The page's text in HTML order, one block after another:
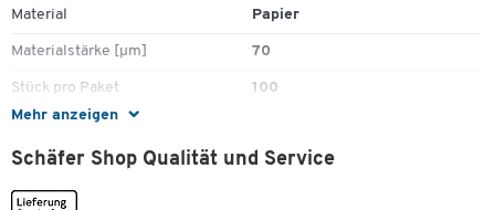
Mehr anzeigen
Material Papier
Materialstärke [µm] 70
Stück pro Paket 100
Zugband
Schäfer Shop Qualität und Service